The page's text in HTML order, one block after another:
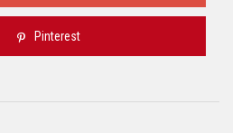
Pinterest